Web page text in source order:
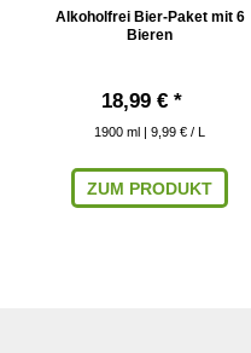
Alkoholfrei Bier-Paket mit 6
Bieren
18,99 € *
1900 ml | 9,99 € / L
ZUM PRODUKT